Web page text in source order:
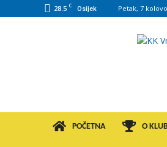
28.5 C Osijek Petak, 7
POČETNA O